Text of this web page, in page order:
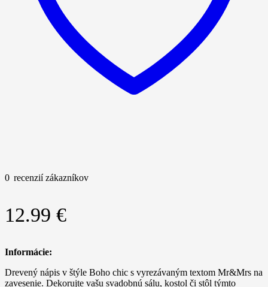
0 recenzií zákazníkov
12.99 €
Informácie:
Drevený nápis v štýle Boho chic s vyrezávaným textom Mr&Mrs na
zavesenie. Dekorujte vašu svadobnú sálu, kostol či stôl týmto